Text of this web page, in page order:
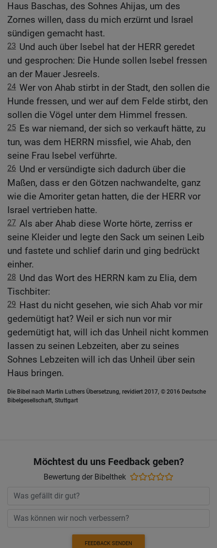
Haus Baschas, des Sohnes Ahijas, um des
Zornes willen, dass du mich erzürnt und Israel
sündigen gemacht hast.
23 Und auch über Isebel hat der HERR geredet
und gesprochen: Die Hunde sollen Isebel fressen
an der Mauer Jesreels.
24 Wer von Ahab stirbt in der Stadt, den sollen die
Hunde fressen, und wer auf dem Felde stirbt, den
sollen die Vögel unter dem Himmel fressen.
25 Es war niemand, der sich so verkauft hätte, zu
tun, was dem HERRN missfiel, wie Ahab, den
seine Frau Isebel verführte.
26 Und er versündigte sich dadurch über die
Maßen, dass er den Götzen nachwandelte, ganz
wie die Amoriter getan hatten, die der HERR vor
Israel vertrieben hatte.
27 Als aber Ahab diese Worte hörte, zerriss er
seine Kleider und legte den Sack um seinen Leib
und fastete und schlief darin und ging bedrückt
einher.
28 Und das Wort des HERRN kam zu Elia, dem
Tischbiter:
29 Hast du nicht gesehen, wie sich Ahab vor mir
gedemütigt hat? Weil er sich nun vor mir
gedemütigt hat, will ich das Unheil nicht kommen
lassen zu seinen Lebzeiten, aber zu seines
Sohnes Lebzeiten will ich das Unheil über sein
Haus bringen.
Die Bibel nach Martin Luthers Übersetzung, revidiert 2017, © 2016 Deutsche
Bibelgesellschaft, Stuttgart
Möchtest du uns Feedback geben?
Bewertung der Bibelthek
FEEDBACK SENDEN